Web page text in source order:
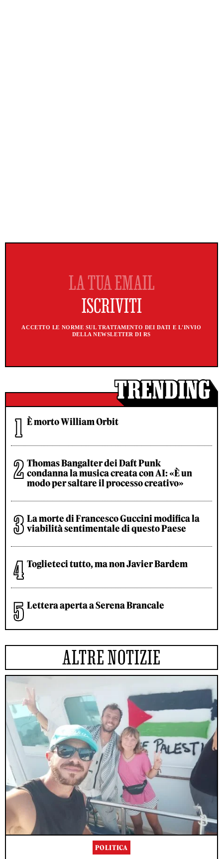
ACCETTO LE NORME SUL TRATTAMENTO DEI DATI E L'INVIO
DELLA NEWSLETTER DI RS
È morto William Orbit
Thomas Bangalter dei Daft Punk
condanna la musica creata con AI: «È un
modo per saltare il processo creativo»
La morte di Francesco Guccini modifica la
viabilità sentimentale di questo Paese
Toglieteci tutto, ma non Javier Bardem
Lettera aperta a Serena Brancale
ALTRE NOTIZIE
POLITICA